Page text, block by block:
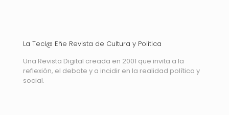
La Tecl@ Eñe Revista de Cultura y Política
Una Revista Digital creada en 2001 que invita a la
reflexión, el debate y a incidir en la realidad política y
social.